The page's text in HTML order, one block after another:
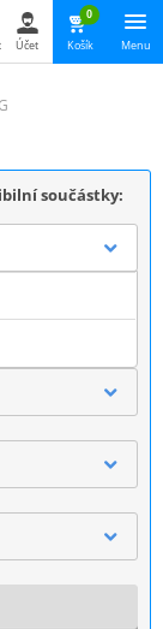
Účet
0
Košík Menu
součástky: